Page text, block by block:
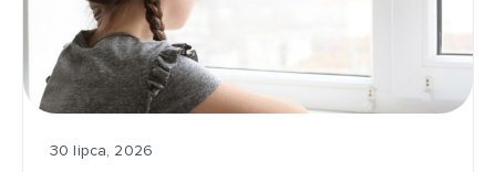
30 lipca, 2026